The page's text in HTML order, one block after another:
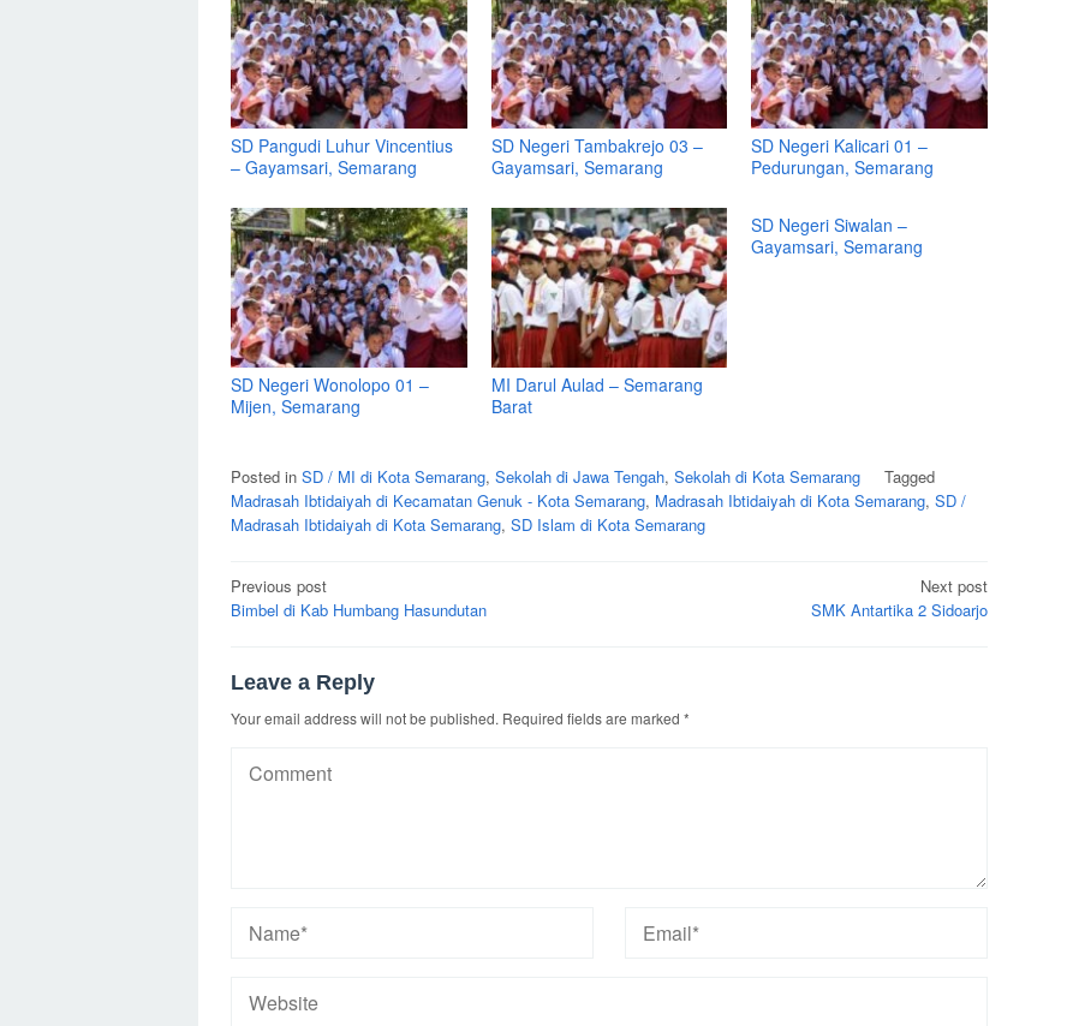
SD Pangudi Luhur Vincentius
– Gayamsari, Semarang
SD Negeri Tambakrejo 03 –
Gayamsari, Semarang
SD Negeri Kalicari 01 –
Pedurungan, Semarang
SD Negeri Wonolopo 01 –
Mijen, Semarang
MI Darul Aulad – Semarang
Barat
SD Negeri Siwalan –
Gayamsari, Semarang
Posted in SD / MI di Kota Semarang, Sekolah di Jawa Tengah, Sekolah di Kota Semarang
Tagged
Madrasah Ibtidaiyah di Kecamatan Genuk - Kota Semarang, Madrasah Ibtidaiyah di Kota Semarang, SD /
Madrasah Ibtidaiyah di Kota Semarang, SD Islam di Kota Semarang
Post
navigation
Previous post
Bimbel di Kab Humbang Hasundutan
Next post
SMK Antartika 2 Sidoarjo
Leave a Reply
Your email address will not be published. Required fields are marked *